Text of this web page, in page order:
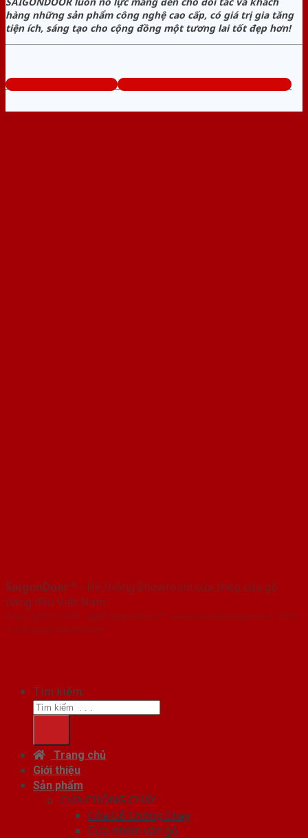
hàng những sản phẩm công nghệ cao cấp, có giá trị gia tăng
tiện ích, sáng tạo cho cộng đồng một tương lai tốt đẹp hơn!
www.cuathepcuago.com Tổng đài tư vấn miễn phí: 0824.400.400
SaigonDoor™ - Hệ thống Showroom cửa thép cửa gỗ
hàng đầu Việt Nam
Copyright ⓒ 2016 – 2026 SaigonDoor™ - www.cuathepcuago.com | Đơn
vị chủ quản SaigonDoor
Tìm kiếm:
Trang chủ
Giới thiệu
Sản phẩm
CỬA CHỐNG CHÁY
Cửa Gỗ Chống Cháy
Cửa nhôm vân gỗ